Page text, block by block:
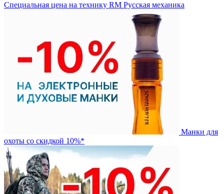
Специальная цена на технику RM Русская механика
Манки для
охоты со скидкой 10%*